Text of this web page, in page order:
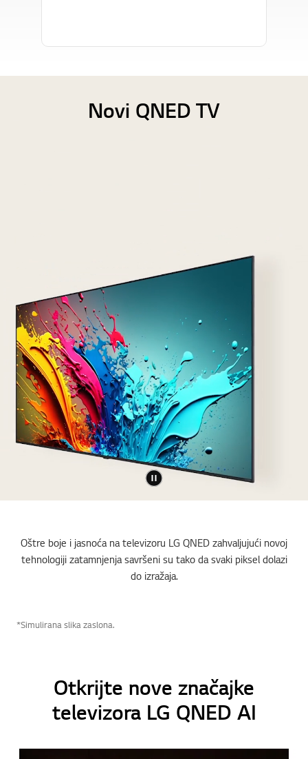
Novi QNED TV
Oštre boje i jasnoća na televizoru LG QNED zahvaljujući novoj
tehnologiji zatamnjenja savršeni su tako da svaki piksel dolazi
do izražaja.
*Simulirana slika zaslona.
Otkrijte nove značajke
televizora LG QNED AI